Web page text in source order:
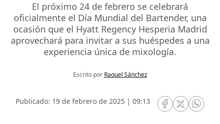
El próximo 24 de febrero se celebrará
oficialmente el Día Mundial del Bartender, una
ocasión que el Hyatt Regency Hesperia Madrid
aprovechará para invitar a sus huéspedes a una
experiencia única de mixología.
Escrito por Raquel Sánchez
Publicado: 19 de febrero de 2025 | 09:13
RRSS Facebook
RRSSRRSS